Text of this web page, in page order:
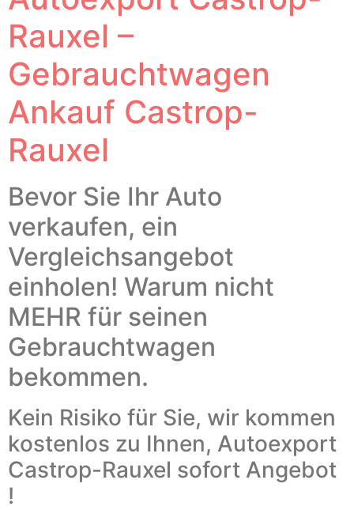
Rauxel –
Gebrauchtwagen
Ankauf Castrop-
Rauxel
Bevor Sie Ihr Auto
verkaufen, ein
Vergleichsangebot
einholen! Warum nicht
MEHR für seinen
Gebrauchtwagen
bekommen.
Kein Risiko für Sie, wir kommen
kostenlos zu Ihnen, Autoexport
Castrop-Rauxel sofort Angebot
!